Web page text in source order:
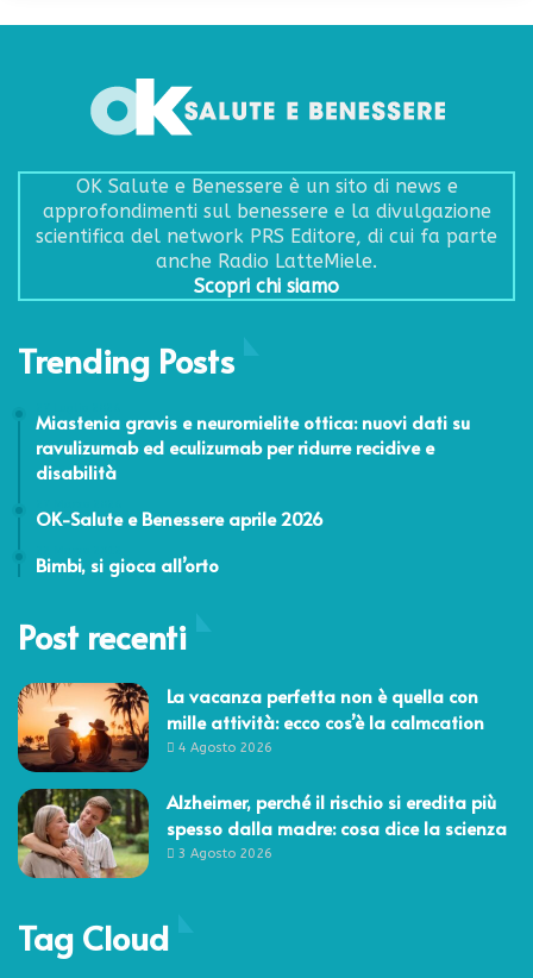
OK Salute e Benessere è un sito di news e
approfondimenti sul benessere e la divulgazione
scientifica del network PRS Editore, di cui fa parte
anche Radio LatteMiele.
Scopri chi siamo
Trending Posts
Miastenia gravis e neuromielite ottica: nuovi dati su
ravulizumab ed eculizumab per ridurre recidive e
disabilità
OK-Salute e Benessere aprile 2026
Bimbi, si gioca all’orto
Post recenti
La vacanza perfetta non è quella con
mille attività: ecco cos’è la calmcation
4 Agosto 2026
Alzheimer, perché il rischio si eredita più
spesso dalla madre: cosa dice la scienza
3 Agosto 2026
Tag Cloud